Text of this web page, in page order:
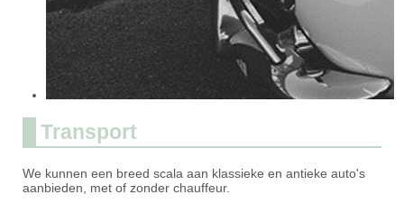
Transport
We kunnen een breed scala aan klassieke en antieke auto's
aanbieden, met of zonder chauffeur.